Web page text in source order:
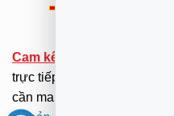
Cam kết:
trực tiếp của Khách
cần mang ra ngoài nắng